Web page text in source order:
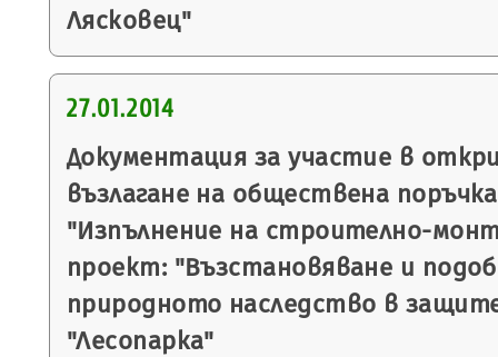
Лясковец"
27.01.2014
Документация за участие в
възлагане на обществена
"Изпълнение на строително-
проект: "Възстановяване и
природното наследство в
"Лесопарка"